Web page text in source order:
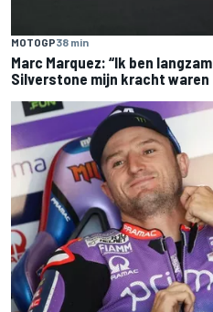
MOTOGP38 min
Marc Marquez: “Ik ben
Silverstone mijn kracht waren